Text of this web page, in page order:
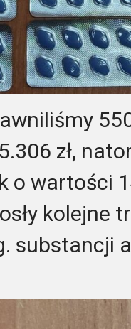
zł,
o wartości
kolejne
substancji